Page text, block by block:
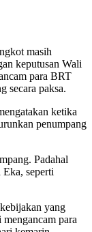
masih
keputusan Wali
para BRT
secara paksa.
ketika
penumpang
Padahal
Eka, seperti
yang
para